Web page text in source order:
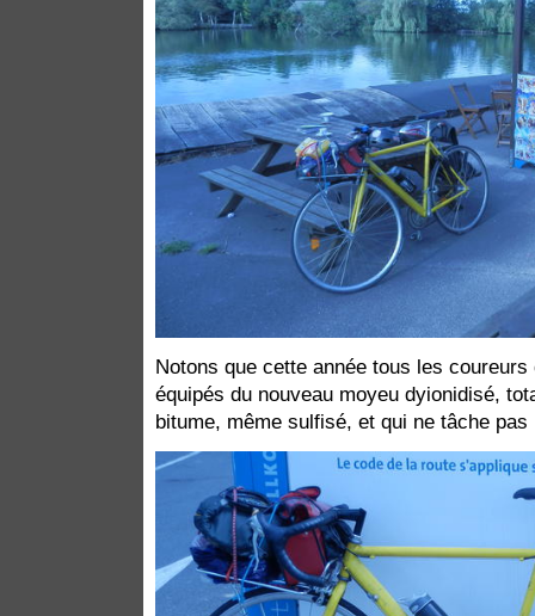
Notons que cette année tous les coureurs
équipés du nouveau moyeu dyionidisé,
bitume, même sulfisé, et qui ne tâche